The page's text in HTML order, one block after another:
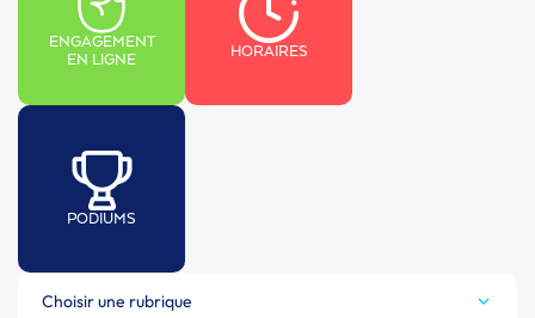
ENGAGEMENT
EN LIGNE
HORAIRES
PODIUMS
Choisir une rubrique